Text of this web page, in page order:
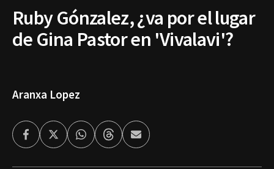
Ruby Gónzalez, ¿va por el lugar
de Gina Pastor en 'Vivalavi'?
Aranxa Lopez
FacebookTwitterWhatsappThreadsEnviar
por